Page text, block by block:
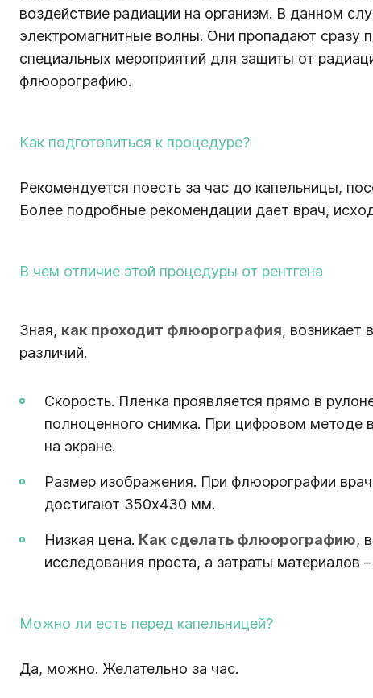
воздействие радиации на организм. В данном
электромагнитные волны. Они пропадают сразу
специальных мероприятий для защиты от
флюорографию.
Как подготовиться к процедуре?
Рекомендуется поесть за час до капельницы,
Более подробные рекомендации дает врач,
В чем отличие этой процедуры от рентгена
Зная, как проходит флюорография, возникает
различий.
Скорость. Пленка проявляется прямо в
полноценного снимка. При цифровом методе
на экране.
Размер изображения. При флюорографии
достигают 350х430 мм.
Низкая цена. Как сделать флюорографию,
исследования проста, а затраты
Можно ли есть перед капельницей?
Да, можно. Желательно за час.